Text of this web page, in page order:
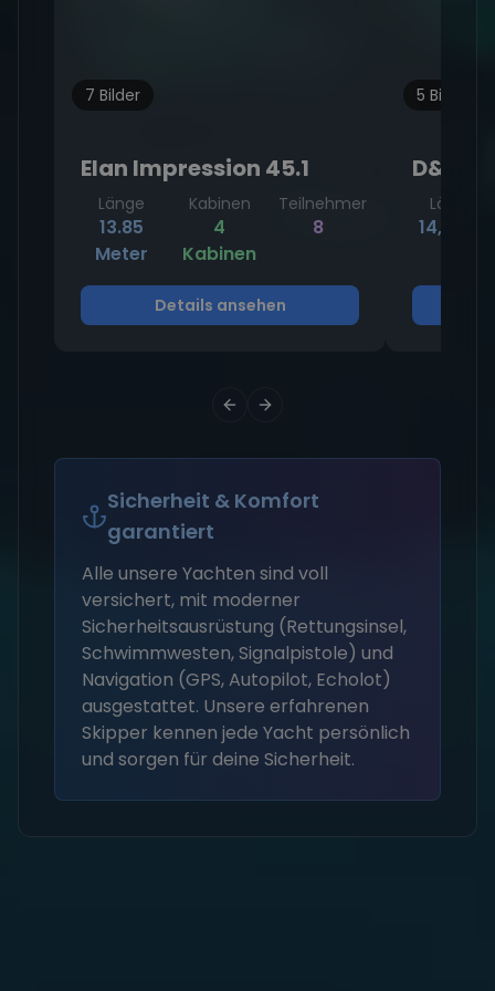
7 Bilder
Elan Impression 45.1
Länge
13.85
Meter
Kabinen
4
Kabinen
Teilnehmer
8
Details ansehen
5 Bilder
D&D
Länge
14,93 m
Sicherheit & Komfort
garantiert
Alle unsere Yachten sind voll
versichert, mit moderner
Sicherheitsausrüstung (Rettungsinsel,
Schwimmwesten, Signalpistole) und
Navigation (GPS, Autopilot, Echolot)
ausgestattet. Unsere erfahrenen
Skipper kennen jede Yacht persönlich
und sorgen für deine Sicherheit.